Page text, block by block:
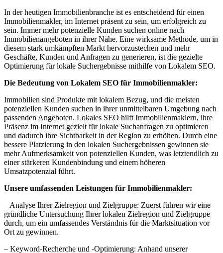
In der heutigen Immobilienbranche ist es entscheidend für einen
Immobilienmakler, im Internet präsent zu sein, um erfolgreich zu
sein. Immer mehr potenzielle Kunden suchen online nach
Immobilienangeboten in ihrer Nähe. Eine wirksame Methode, um in
diesem stark umkämpften Markt hervorzustechen und mehr
Geschäfte, Kunden und Anfragen zu generieren, ist die gezielte
Optimierung für lokale Suchergebnisse mithilfe von Lokalem SEO.
Die Bedeutung von Lokalem SEO für Immobilienmakler:
Immobilien sind Produkte mit lokalem Bezug, und die meisten
potenziellen Kunden suchen in ihrer unmittelbaren Umgebung nach
passenden Angeboten. Lokales SEO hilft Immobilienmaklern, ihre
Präsenz im Internet gezielt für lokale Suchanfragen zu optimieren
und dadurch ihre Sichtbarkeit in der Region zu erhöhen. Durch eine
bessere Platzierung in den lokalen Suchergebnissen gewinnen sie
mehr Aufmerksamkeit von potenziellen Kunden, was letztendlich zu
einer stärkeren Kundenbindung und einem höheren
Umsatzpotenzial führt.
Unsere umfassenden Leistungen für Immobilienmakler:
– Analyse Ihrer Zielregion und Zielgruppe: Zuerst führen wir eine
gründliche Untersuchung Ihrer lokalen Zielregion und Zielgruppe
durch, um ein umfassendes Verständnis für die Marktsituation vor
Ort zu gewinnen.
– Keyword-Recherche und -Optimierung: Anhand unserer